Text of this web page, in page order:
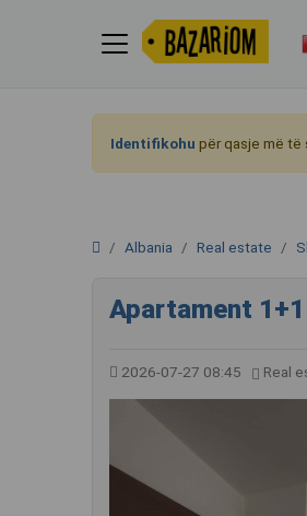
Identifikohu për qasje më të
Albania Real estate
Apartament 1+1
2026-07-27 08:45 Real